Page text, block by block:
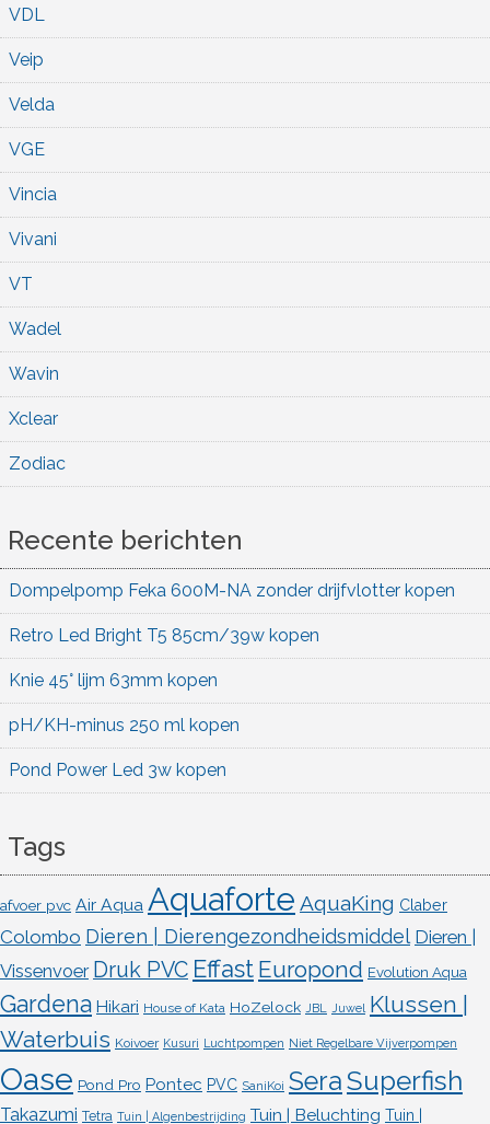
VDL
Veip
Velda
VGE
Vincia
Vivani
VT
Wadel
Wavin
Xclear
Zodiac
Recente berichten
Dompelpomp Feka 600M-NA zonder drijfvlotter kopen
Retro Led Bright T5 85cm/39w kopen
Knie 45° lijm 63mm kopen
pH/KH-minus 250 ml kopen
Pond Power Led 3w kopen
Tags
afvoer pvc Air Aqua Aquaforte AquaKing Claber
Colombo Dieren | Dierengezondheidsmiddel Dieren |
Vissenvoer Druk PVC Effast Europond Evolution Aqua
Gardena Hikari House of Kata HoZelock JBL Juwel Klussen |
Waterbuis Koivoer Kusuri Luchtpompen Niet Regelbare Vijverpompen
Oase Pond Pro Pontec PVC SaniKoi SeraSuperfish
Takazumi Tetra Tuin | Algenbestrijding Tuin | Beluchting Tuin |